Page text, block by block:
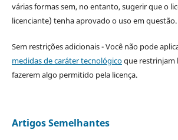
várias formas sem, no entanto, sugerir que o
licenciante) tenha aprovado o uso em questão.
Sem restrições adicionais - Você não pode
medidas de caráter tecnológicoque restrinjam
fazerem algo permitido pela licença.
Artigos Semelhantes